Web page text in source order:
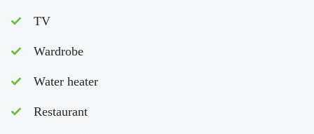
TV
Wardrobe
Water heater
Restaurant